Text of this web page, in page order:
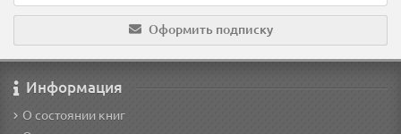
Оформить подписку
Информация
О состоянии книг